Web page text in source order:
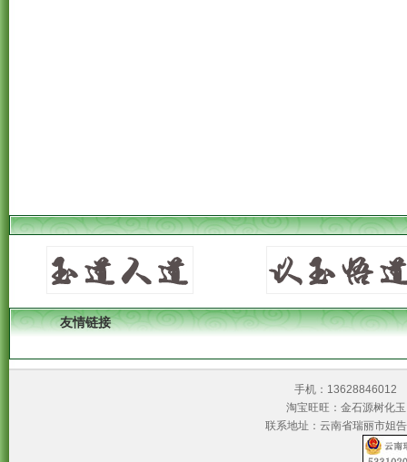
友情链接
手机：
淘宝旺旺：金石源树
联系地址：云南省瑞丽市姐